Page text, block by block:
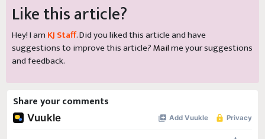
Like this article?
Hey! I am KJ Staff. Did you liked this article and have
suggestions to improve this article?Mailme your suggestions
and feedback.
Share your comments